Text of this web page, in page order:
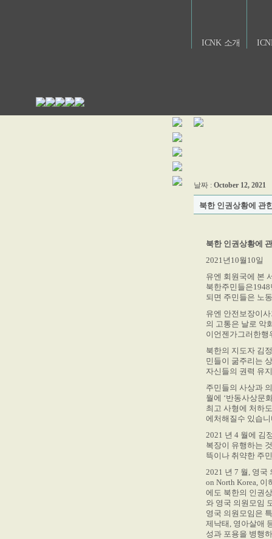
ICNK 소개
날짜 : October 12, 2021
북한 인권상황에 관
북한 인권상황에
2021년10월10일
유엔 회원국에 본
북한주민들은
되면 주민들은 노
유엔 안전보장이
의 고통은 날로 악
이언젠가그러한행
북한의 지도자 김
민들이 굶주리는
자신들의 권력 유
주민들의 사상과
월에 ‘반동사상문
최고 사형에 처하
에처해질수 있습니
2021 년 4 월에 김
복장이 유행하는
뜩이나 취약한 주
2021 년 7 월, 영국
on North Korea,
에도 북한의 인권
와 영국 의원모임
영국 의원모임은
제낙태, 영아살애
성과 포용을 병행